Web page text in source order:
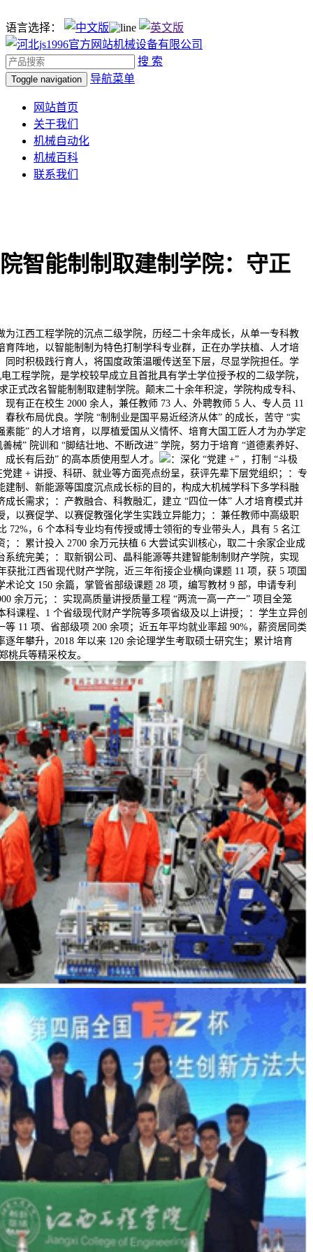
语言选择：
搜 索
Toggle navigation 导航菜单
网站首页
关于我们
机械自动化
机械百科
联系我们
智能制制取建制学院：守正
西工程学院的沉点二级学院，历经二十余年成长，从单一专科教
育阵地，以智能制制为特色打制学科专业群，正在办学扶植、人才培
同时积极践行育人，将国度政策温暖传送至下层，尽显学院担任。学
工程学院，是学校较早成立且首批具有学士学位授予权的二级学院，
正式改名智能制制取建制学院。颠末二十余年积淀，学院构成专科、
有正在校生 2000 余人，兼任教师 73 人、外聘教师 5 人、专人员 11
春秋布局优良。学院 “制制业是国平易近经济从体” 的成长，苦守 “实
素能” 的人才培育，以厚植爱国从义情怀、培育大国工匠人才为办学定
械” 院训和 “脚结壮地、不断改进” 学院，努力于培育 “道德素养好、
长有后劲” 的高本质使用型人才。
：深化 “党建 +” ，打制 “斗极
建 + 讲授、科研、就业等方面亮点纷呈，获评先辈下层党组织；：专
建制、新能源等国度沉点成长标的目的，构成大机械学科下多学科融
成长需求；：产教融合、科教融汇，建立 “四位一体” 人才培育模式并
，以赛促学、以赛促教强化学生实践立异能力；：兼任教师中高级职
72%，6 个本科专业均有传授或博士领衔的专业带头人，具有 5 名江
；：累计投入 2700 余万元扶植 6 大尝试实训核心，取二十余家企业成
系统完美；：取新钢公司、晶科能源等共建智能制制财产学院，实现
获批江西省现代财产学院，近三年衔接企业横向课题 11 项，获 5 项国
论文 150 余篇，掌管省部级课题 28 项，编写教材 9 部，申请专利
余万元；：实现高质量讲授质量工程 “两流一高一产一” 项目全笼
科课程、1 个省级现代财产学院等多项省级及以上讲授；：学生立异创
等 11 项、省部级项 200 余项；近五年平均就业率超 90%，薪资居同类
逐年攀升，2018 年以来 120 余论理学生考取硕士研究生；累计培育
桃兵等精采校友。